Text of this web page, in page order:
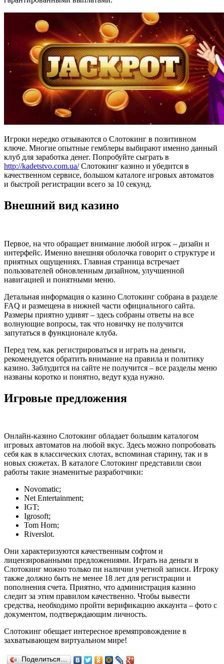
Игроки нередко отзываются о Слотокинг в позитивном
ключе. Многие опытные гемблеры выбирают именно данный
клуб для заработка денег. Попробуйте сыграть в
http://kadetstvo.com.ua/Слотокинг казино и убедится в
качественном сервисе, большом каталоге игровых автоматов
и быстрой регистрации всего за 10 секунд.
Внешний вид казино
Первое, на что обращает внимание любой игрок – дизайн и
интерфейс. Именно внешняя оболочка говорит о структуре и
приятных ощущениях. Главная страница встречает
пользователей обновленным дизайном, улучшенной
навигацией и понятными меню.
Детальная информация о казино Слотокинг собрана в разделе
FAQ и размещена в нижней части официального сайта.
Размеры приятно удивят – здесь собраны ответы на все
волнующие вопросы, так что новичку не получится
запутаться в функционале клуба.
Перед тем, как регистрироваться и играть на деньги,
рекомендуется обратить внимание на правила и политику
казино. Заблудится на сайте не получится – все разделы меню
названы коротко и понятно, ведут куда нужно.
Игровые предложения
Онлайн-казино Слотокинг обладает большим каталогом
игровых автоматов на любой вкус. Здесь можно попробовать
себя как в классических слотах, вспоминая старину, так и в
новых сюжетах. В каталоге Слотокинг представили свои
работы такие знаменитые разработчики:
Novomatic;
Net Entertainment;
IGT;
Igrosoft;
Tom Horn;
Riverslot.
Они характеризуются качественным софтом и
лицензированными предложениями. Играть на деньги в
Слотокинг можно только пи наличии учетной записи. Игроку
также должно быть не менее 18 лет для регистрации и
пополнения счета. Приятно, что администрация казино
следит за этим правилом качественно. Чтобы вывести
средства, необходимо пройти верификацию аккаунта – фото с
документом, подтверждающим личность.
Слотокинг обещает интересное времяпровождение в
захватывающем виртуальном мире!
Поделиться…